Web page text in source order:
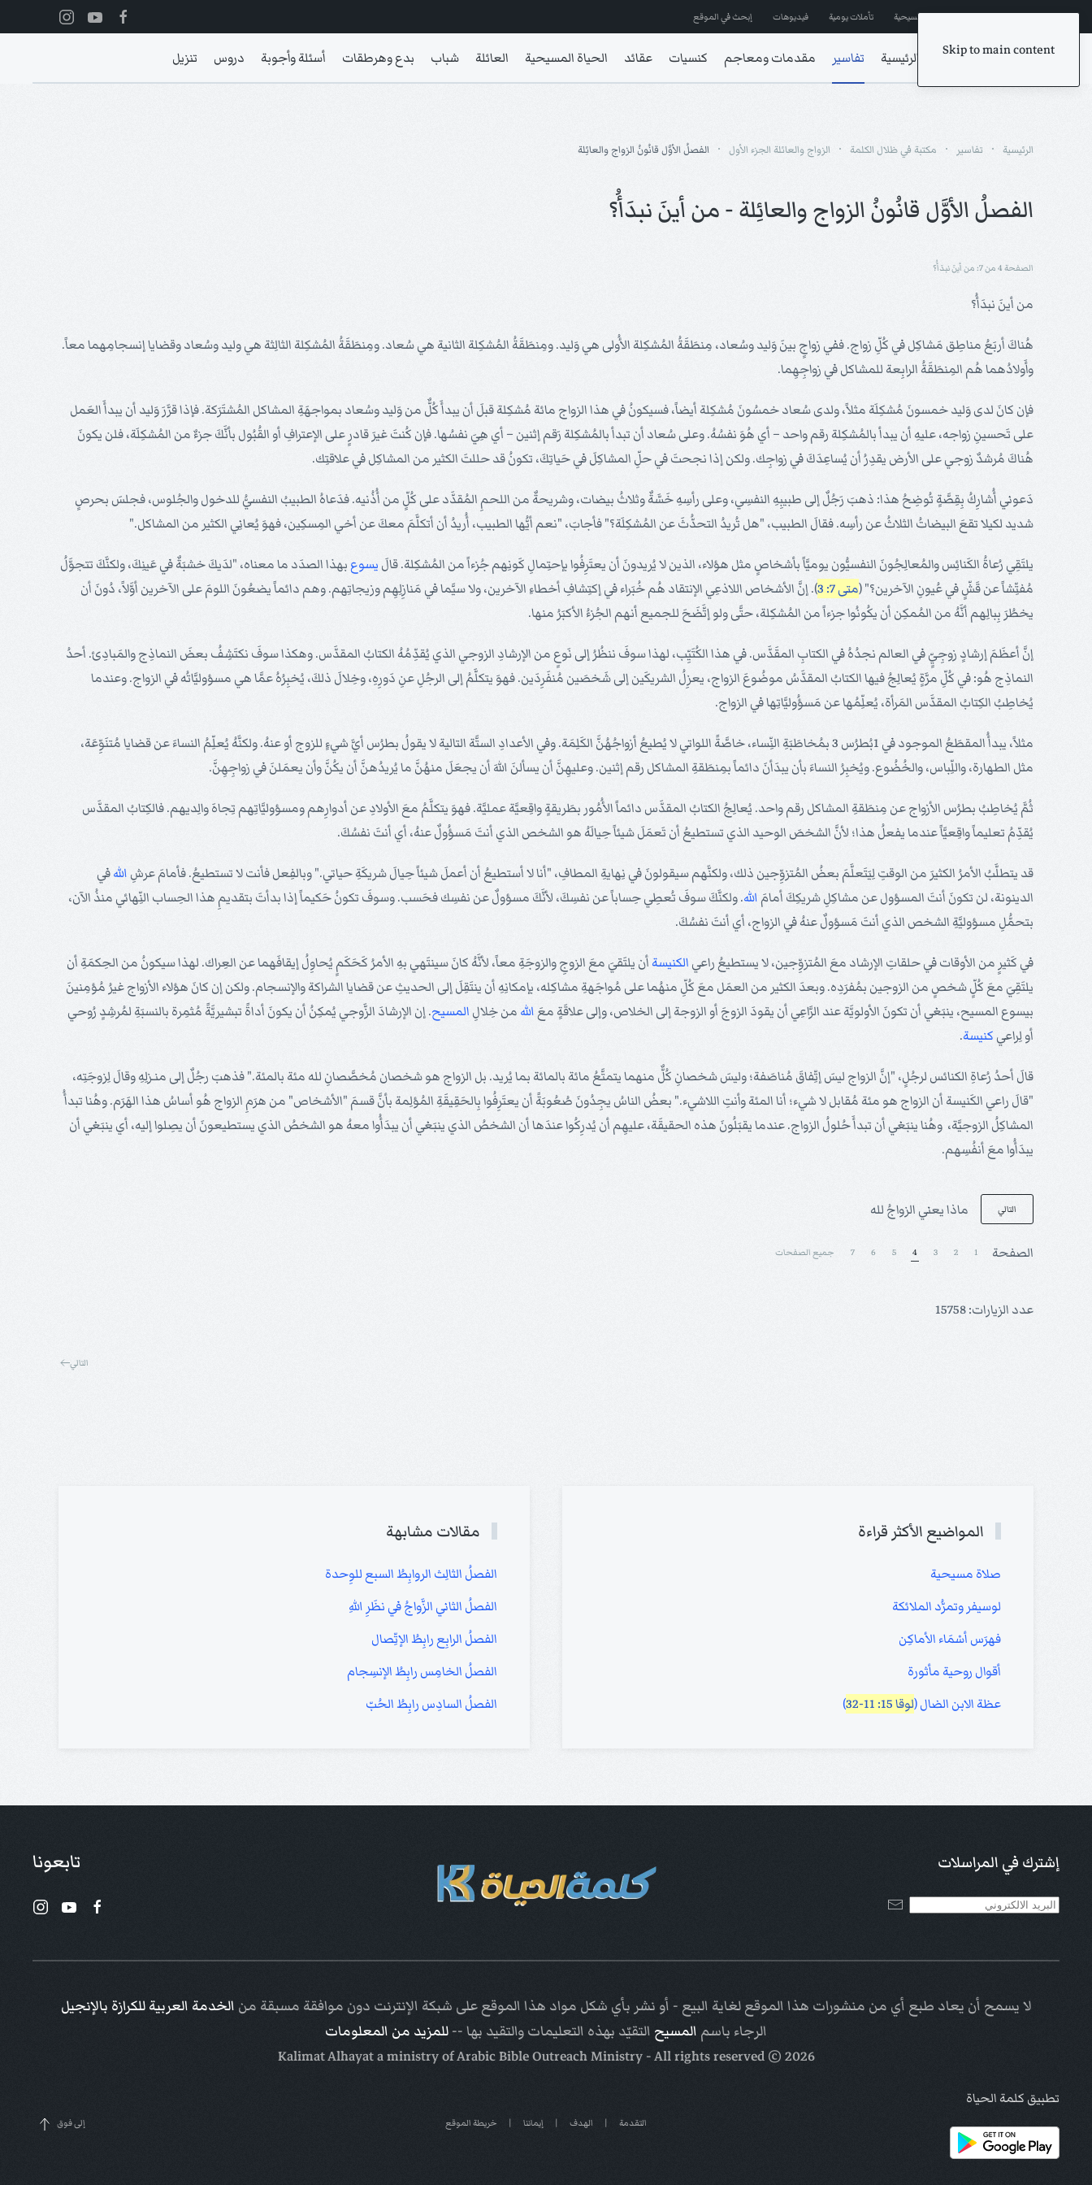
Skip to main content
إشترك في المراسلات ترانيم مسيحية تأملات يومية فيديوهات إبحث في الموقع
الرئيسية تفاسير مقدمات ومعاجم كنسيات عقائد الحياة المسيحية العائلة شباب بدع وهرطقات أسئلة وأجوبة دروس تنزيل
الرئيسية تفاسير مكتبة في ظلال الكلمة الزواج والعائلة الجزء الأول الفصلُ الأوَّل قانُونُ الزواج والعائِلة
الفصلُ الأوَّل قانُونُ الزواج والعائِلة - من أينَ نبدَأُ؟
الصفحة 4 من 7: من أينَ نبدَأُ؟
من أينَ نبدَأُ؟
هُناكَ أربَعُ مناطِق مَشاكِل في كُلِّ زواج. ففي زواجٍ بينَ وَليد وسُعاد، مِنطَقَةُ المُشكِلة الأُولى هي وَليد. ومِنطَقَةُ المُشكِلة الثانية هي سُعاد. ومِنطَقَةُ المُشكِلة الثالِثة هي وليد وسُعاد وقضايا إنسجامِهما معاً.
وأَولادُهما هُم المِنطَقَةُ الرابِعة للمشاكل في زواجِهِما.
فإن كانَ لدى وَليد خمسونَ مُشكِلَة مثلاً، ولدى سُعاد خمسُونَ مُشكِلة أيضاً، فسيكونُ في هذا الزواج مائة مُشكِلة قبلَ أن يبدأَ كُلٌّ من وَليد وسُعاد بمواجهَةِ المشاكل المُشتَرَكة. فإذا قرَّرَ وَليد أن يبدأَ العَمل
على تَحسينِ زواجه، عليهِ أن يبدأ بالمُشكِلة رقم واحد – أي هُوَ نفسُهُ. وعلى سُعاد أن تبدأ بالمُشكِلة رَقم إثنين – أي هِيَ نفسُها. فإن كُنتَ غيرَ قادرٍ على الإعترافِ أو القُبُول بأنَّكَ جزءٌ من المُشكِلَة، فلن يكونَ
هُناكَ مُرشدٌ زوجي على الأرض يقدِرُ أن يُساعِدَكَ في زواجِك. ولكن إذا نجحتَ في حلِّ المشاكِلَ في حَياتِكَ، تكونُ قد حللتَ الكثير من المشاكِل في علاقتِك.
دَعوني أُشارِكُ بِقِصَّةٍ تُوضِحُ هذا: ذهبَ رَجُلٌ إلى طبيبِهِ النفسِي، وعلى رأسِهِ خَسَّةٌ وثلاثُ بيضات، وشريحةٌ من اللحمِ المُقدَّد على كُلٍّ من أُذُنيه. فدَعاهُ الطبيبُ النفسيُّ للدخول والجُلوس، فجلسَ بحرصٍ
شديد لكيلا تقعَ البيضاتُ الثلاثُ عن رأسِه. فقالَ الطبيب، "هل تُريدُ التحدُّثَ عن المُشكِلَة؟" فأجابَ، "نعم أيُّها الطبيب، أُريدُ أن أتكلَّمَ معكَ عن أخي المِسكِين، فهوَ يُعانِي الكثير من المشاكل."
يلتَقِي رُعاةُ الكَنائِس والمُعالِجُونَ النفسيُّون يوميَّاً بأشخاصٍ مثل هؤلاء، الذين لا يُريدونَ أن يعتَرِفُوا بإحتِمالِ كَونِهم جُزءاً من المُشكِلة. قالَ يسوع بهذا الصدَد ما معناه، "لدَيكَ خشبَةٌ في عَينِكَ، ولكنَّكَ تتجوَّلُ
مُفتِّشاً عن قَشٍّ في عُيونِ الآخرين؟" (متى 7: 3
). إنَّ الأشخاص اللاذعِي الإنتقاد هُم خُبَراء في إكتِشافِ أخطاءِ الآخرين، ولا سيَّما في مَنازِلِهِم وزيجاتِهم. وهم دائماً يضعُونَ اللومَ على الآخرين أوَّلاً، دُونَ أن
يخطُرَ بِبالِهم أنَّهُ من المُمكِن أن يكُونُوا جزءاً من المُشكِلة، حتَّى ولو إتَّضَحَ للجميع أنهم الجُزءُ الأكبَرُ منها.
إنَّ أعظَمَ إرشادٍ زوجِيٍّ في العالم نجدُهُ في الكتابِ المقَدَّس. في هذا الكُتَيِّب، لهذا سوفَ ننظُرُ إلى نَوعٍ من الإرشادِ الزوجي الذي يُقدِّمُهُ الكتابُ المقدَّس. وهكذا سوفَ نكتَشِفُ بعضَ النماذِج والمَبادِئ. أحدُ
النماذِج هُو: في كُلِّ مرَّةٍ يُعالِجُ فيها الكتابُ المقدَّسُ موضُوعَ الزواج، يعزِلُ الشريكَين إلى شَخصَين مُنفَرِدَين. فهوَ يتكلَّمُ إلى الرجُلِ عنِ دَورِهِ، وخِلالَ ذلكَ، يُخبِرُهُ عمَّا هي مسؤوليَّاتُه في الزواج. وعندما
يُخاطِبُ الكِتابُ المقدَّس المَرأة، يُعلِّمُها عن مَسؤُوليَّاتِها في الزواج.
مثلاً، يبدأُ المقطَعُ الموجود في 1بُطرُس 3 بمُخاطَبَةِ النِّساء، خاصَّةً اللواتي لا يُطيعُ أزواجُهُنَّ الكَلِمَة. وفي الأعدادِ الستَّة التالية لا يقولُ بطرُس أيَّ شيءٍ للزوج أو عنهُ. ولكنَّهُ يُعلِّمُ النساءَ عن قضايا مُتنَوِّعَة،
مثل الطهارة، واللِّباس، والخُضُوع. ويُخبِرُ النساءَ بأن يبدَأنَ دائماً بمِنطَقةِ المشاكل رقم إثنين. وعليهِنَّ أن يسألنَ اللهَ أن يجعَلَ منهُنَّ ما يُريدُهنَّ أن يكُنَّ وأن يعمَلنَ في زواجِهِنَّ.
ثُمَّ يُخاطِبُ بطرُس الأزواج عن مِنطَقةِ المشاكل رقم واحد. يُعالِجُ الكتابُ المقدَّس دائماً الأُمُور بطَريقةٍ واقِعيَّة عمليَّة. فهوَ يتكلَّمُ معَ الأولادِ عن أدوارِهم ومسؤوليَّاتِهم تِجاهَ والِديهم. فالكِتابُ المقدَّس
يُقدِّمُ تعليماً واقِعيَّاً عندما يفعلُ هذا؛ لأنَّ الشخصَ الوحيد الذي تستطيعُ أن تَعمَلَ شيئاً حِيالَهُ هو الشخص الذي أنتَ مَسؤُولٌ عنهُ، أي أنتَ نفسُكَ.
قد يتطلَّبُ الأمرُ الكثيرَ من الوقتِ لِيَتَعلَّمَ بعضُ المُتزوِّجين ذلك، ولكنَّهم سيقولونَ في نِهايةِ المطافِ، "أنا لا أستطيعُ أن أعملَ شيئاً حِيالَ شريكَةِ حياتي." وبالفِعل فأنت لا تستطيعُ. فأمامَ عرشِ اللهفي
الدينونة، لن تكونَ أنتَ المسؤول عن مشاكِلِ شريكِكَ أمامَ الله. ولكنَّكَ سوفَ تُعطِي حِساباً عن نفسِكَ، لأنَّكَ مسؤولٌ عن نفسِك فحَسب. وسوفَ تكونُ حَكيماً إذا بدأتَ بتقديمِ هذا الحِساب النِّهائي منذُ الآن،
بتحمُّلِ مسؤوليَّةِ الشخص الذي أنتَ مَسؤولٌ عنهُ في الزواج، أي أنتَ نفسُكَ.
في كَثيرٍ من الأوقات في حلقاتِ الإرشاد معَ المُتزوِّجين، لا يستطيعُ راعي الكنيسة أن يلتَقيَ معَ الزوجِ والزوجَةِ معاً، لأنَّهُ كانَ سينتَهي بهِ الأمرُ كَحَكَمٍ يُحاوِلُ إيقافَهما عن العِراك. لهذا سيكونُ من الحِكمَةِ أن
يلتَقِيَ معَ كُلٍّ شخصٍ من الزوجين بمُفرَدِه. وبعدَ الكثير من العمَل معَ كُلِّ منهُما على مُواجَهةِ مشاكِله، بإمكانِهِ أن ينتَقِلَ إلى الحديثِ عن قضايا الشراكة والإنسجام. ولكن إن كانَ هؤلاء الأزواج غيرُ مُؤمِنينَ
بيسوع المسيح، ينبَغي أن تكونَ الأولويَّة عند الرَّاعِي أن يقودَ الزوجَ أو الزوجة إلى الخلاص، وإلى علاقَةٍ معَ الله من خِلالِ المسيح. إن الإرشادَ الزَّوجي يُمكِنُ أن يكونَ أداةً تبشيريَّةً مُثمِرة بالنسبَةِ لمُرشِدٍ رُوحي
أو لِراعي كنيسة.
قالَ أحدُ رُعاةِ الكنائس لرجُلٍ، "إنَّ الزواج ليسَ إتِّفاقَ مُناصَفة؛ وليسَ شخصانِ كُلٌّ منهما يتمتَّعُ مائة بالمائة بما يُريد. بل الزواج هو شخصان مُخصَّصانِ لله مئة بالمئة." فذهبَ رجُلٌ إلى منـزلِهِ وقالَ لِزوجَتِه،
"قالَ راعي الكَنيسة أن الزواج هو مئة مُقابل لا شيء؛ أنا المئة وأنتِ اللاشيء." بعضُ الناسُ يجِدُونَ صُعُوبَةً أن يعتَرِفُوا بِالحَقِيقَةِ المُؤلِمة بأنَّ قسمَ "الأشخاص" من هرَمِ الزواج هُو أساسُ هذا الهَرَم. وهُنا تبدأُ
المشاكِلُ الزوجيَّة، وهُنا ينبَغي أن تبدأَ حُلولُ الزواج. عندما يقبَلُونَ هذه الحقيقَة، عليهِم أن يُدرِكُوا عندَها أن الشخصُ الذي ينبَغي أن يبدَأُوا معهُ هو الشخصُ الذي يستطيعونَ أن يصِلوا إليه، أي ينبَغي أن
يبدَأُوا معَ أنفُسِهم.
التالي ماذا يعني الزواجُ لله
الصفحة 1
2
3
4
5
6
7 جميع الصفحات
عدد الزيارات: 15758
التالي
المواضيع الأكثر قراءة
صلاة مسيحية
لوسيفر وتمرُّد الملائكة
فهرَس أسْمَاء الأماكِن
أقوال روحية مأثورة
عظة الابن الضال (لوقا 15: 11-32 )
مقالات مشابهة
الفصلُ الثالِث الروابِطُ السبع للوِحدة
الفصلُ الثاني الزَّواجُ في نظَرِ اللهِ
الفصلُ الرابِع رابِطُ الإتِّصال
الفصلُ الخامِس رابِطُ الإنسِجام
الفصلُ السادِس رابِطُ الحُبّ
إشترك في المراسلات تابعونا
لا يسمح أن يعاد طبع أي من منشورات هذا الموقع لغاية البيع - أو نشر بأي شكل مواد هذا الموقع على شبكة الإنترنت دون موافقة مسبقة من الخدمة العربية للكرازة بالإنجيل
الرجاء باسم المسيح التقيّد بهذه التعليمات والتقيد بها --للمزيد من المعلومات
2026
© Kalimat Alhayat a ministry of
Arabic Bible Outreach Ministry- All rights reserved
تطبيق كلمة الحياة
التقدمة | الهدف | إيماننا | خريطة الموقع إلى فوق